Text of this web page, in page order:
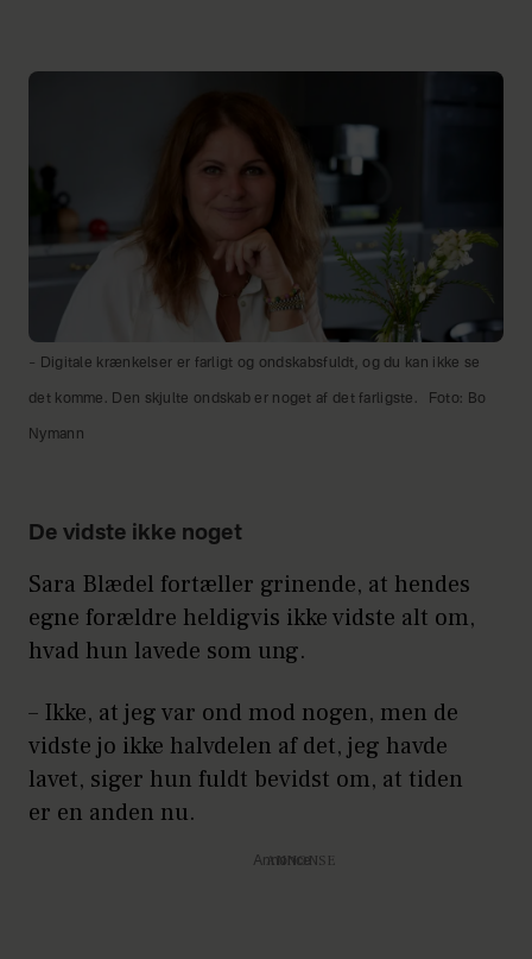
– Digitale krænkelser er farligt og ondskabsfuldt, og du kan ikke se
det komme. Den skjulte ondskab er noget af det farligste. Foto: Bo
Nymann
De vidste ikke noget
Sara Blædel fortæller grinende, at hendes
egne forældre heldigvis ikke vidste alt om,
hvad hun lavede som ung.
– Ikke, at jeg var ond mod nogen, men de
vidste jo ikke halvdelen af det, jeg havde
lavet, siger hun fuldt bevidst om, at tiden
er en anden nu.
Annonce